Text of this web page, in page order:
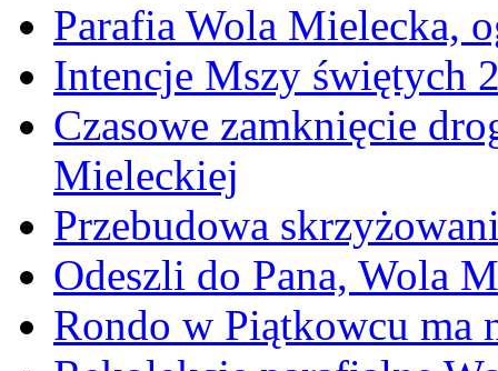
Parafia Wola Mielecka,
Intencje Mszy świętych
Czasowe zamknięcie
Mieleckiej
Przebudowa
Odeszli do Pana, Wola
Rondo w Piątkowcu ma